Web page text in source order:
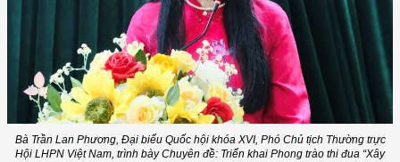
Bà Trần Lan Phương, Đại biểu Quốc hội khóa XVI, Phó Chủ tịch Thường trực
Hội LHPN Việt Nam, trình bày Chuyên đề: Triển khai Phong trào thi đua “Xây